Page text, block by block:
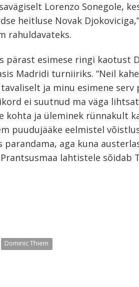
Lorenzo Sonegole,
heitluse Novak
rahuldavateks.
pärast esimese ringi kaotust
Madridi turniiriks. “Neil
ja minu esimene
ei suutnud ma väga
kohta ja üleminek rünnakult
puudujääke eelmistel
parandama, aga kuna
lahtistele sõidab
Dominic Thiem